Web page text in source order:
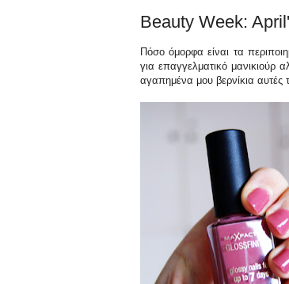
Beauty Week:
Πόσο όμορφα είναι τα
για επαγγελματικό μανικιούρ
αγαπημένα μου βερνίκια αυτές